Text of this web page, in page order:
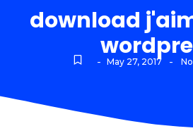
download
- May 27, 2017 -